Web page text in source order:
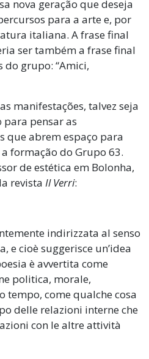
nova geração que deseja
para a arte e, por
italiana. A frase final
ser também a frase final
do grupo: “Amici,
talvez seja
para pensar as
que abrem espaço para
formação do Grupo 63.
de estética em Bolonha,
revista Il Verri:
indirizzata al senso
e cioè suggerisce un’idea
è avvertita come
politica, morale,
tempo, come qualche cosa
delle relazioni interne che
con le altre attività